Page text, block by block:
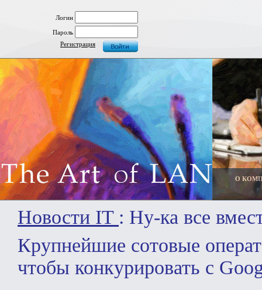
Логин
Пароль
Регистрация
О
Новости IT : Ну-ка все
Крупнейшие сотовые
чтобы конкурировать с